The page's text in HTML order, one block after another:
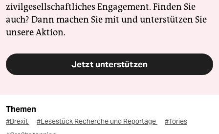
zivilgesellschaftliches Engagement. Finden Sie
auch? Dann machen Sie mit und unterstützen Sie
unsere Aktion.
Jetzt unterstützen
Themen
#Brexit #Lesestück Recherche und Reportage
#Tories